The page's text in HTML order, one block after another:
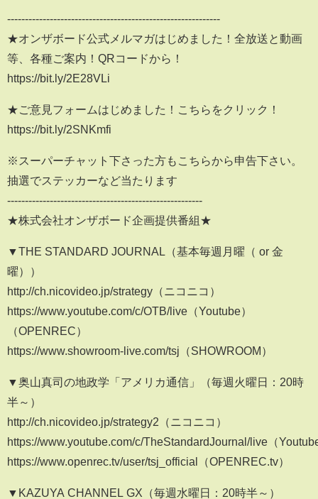
------------------------------------------------------------
★オンザボード公式メルマガはじめました！全放送と動画
等、各種ご案内！QRコードから！
https://bit.ly/2E28VLi
★ご意見フォームはじめました！こちらをクリック！
https://bit.ly/2SNKmfi
※スーパーチャット下さった方もこちらから申告下さい。
抽選でステッカーなど当たります
-------------------------------------------------------
★株式会社オンザボード企画提供番組★
▼THE STANDARD JOURNAL（基本毎週月曜（ or 金
曜））
http://ch.nicovideo.jp/strategy（ニコニコ）
https://www.youtube.com/c/OTB/live（Youtube）
（OPENREC）
https://www.showroom-live.com/tsj（SHOWROOM）
▼奥山真司の地政学「アメリカ通信」（毎週火曜日：20時
半～）
http://ch.nicovideo.jp/strategy2（ニコニコ）
https://www.youtube.com/c/TheStandardJournal/live（
https://www.openrec.tv/user/tsj_official（OPENREC.tv）
▼KAZUYA CHANNEL GX（毎週水曜日：20時半～）